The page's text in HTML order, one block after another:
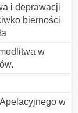
i deprawacji
bierności
w
w